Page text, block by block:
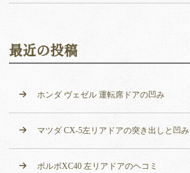
最近の投稿
ホンダ ヴェゼル 運転席ドアの凹み
マツダ CX-5左リアドアの突き出しと凹み
ボルボXC40 左リアドアのヘコミ